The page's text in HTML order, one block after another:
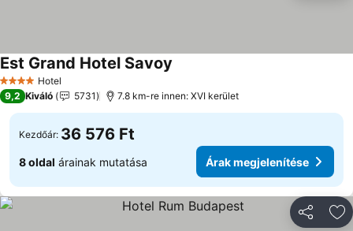
4 KategóriaHotel
Est Grand Hotel Savoy
9,2 Kiváló 5731 7.8 km-re innen: XVI kerület
Kezdőár: 36 576 Ft
8 oldal árainak mutatása Árak megjelenítése